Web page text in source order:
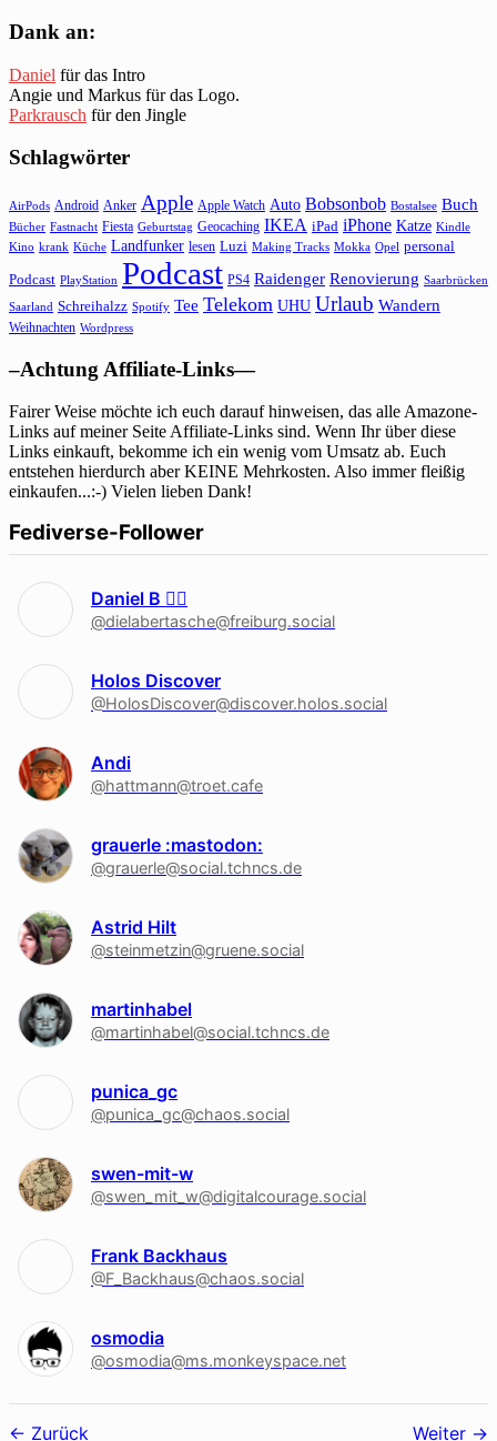
Dank an:
Daniel für das Intro
Angie und Markus für das Logo.
Parkrausch für den Jingle
Schlagwörter
AirPods Android Anker Apple Apple Watch Auto Bobsonbob Bostalsee Buch
Bücher Fastnacht Fiesta Geburtstag Geocaching IKEA iPad iPhone Katze Kindle
Kino krank Küche Landfunker lesen Luzi Making Tracks Mokka Opel personal
Podcast PlayStation Podcast PS4 Raidenger Renovierung Saarbrücken
Saarland Schreihalzz Spotify Tee Telekom UHU Urlaub Wandern
Weihnachten Wordpress
–Achtung Affiliate-Links—
Fairer Weise möchte ich euch darauf hinweisen, das alle Amazone-
Links auf meiner Seite Affiliate-Links sind. Wenn Ihr über diese
Links einkauft, bekomme ich ein wenig vom Umsatz ab. Euch
entstehen hierdurch aber KEINE Mehrkosten. Also immer fleißig
einkaufen...:-) Vielen lieben Dank!
Fediverse-Follower
Daniel B 🏳‍🌈
@dielabertasche@freiburg.social
Holos Discover
@HolosDiscover@discover.holos.social
Andi
@hattmann@troet.cafe
grauerle :mastodon:
@grauerle@social.tchncs.de
Astrid Hilt
@steinmetzin@gruene.social
martinhabel
@martinhabel@social.tchncs.de
punica_gc
@punica_gc@chaos.social
swen-mit-w
@swen_mit_w@digitalcourage.social
Frank Backhaus
@F_Backhaus@chaos.social
osmodia
@osmodia@ms.monkeyspace.net
Follower-
Zurück Weiter